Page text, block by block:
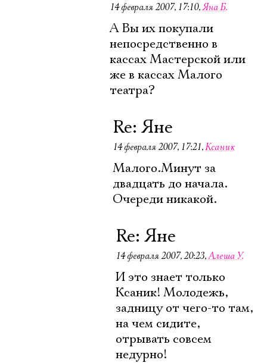
14 февраля 2007, 17:10,Яна Б.
А Вы их покупали
непосредственно в
кассах Мастерской или
же в кассах Малого
театра?
Re: Яне
14 февраля 2007, 17:21,Ксаник
Малого.Минут за
двадцать до начала.
Очереди никакой.
Re: Яне
14 февраля 2007, 20:23,Алеша У.
И это знает только
Ксаник! Молодежь,
задницу от чего-то там,
на чем сидите,
отрывать совсем
недурно!
Электропочта
Имя
Ознакомиться